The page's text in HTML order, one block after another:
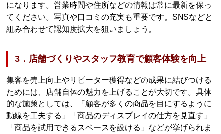
になります。営業時間や住所などの情報は常に最新を保っ
てください。写真や口コミの充実も重要です。SNSなどと
組み合わせて認知度拡大を狙いましょう。
3．店舗づくりやスタッフ教育で顧客体験を向上
集客を売上向上やリピーター獲得などの成果に結びつける
ためには、店舗自体の魅力を上げることが大切です。具体
的な施策としては、「顧客が多くの商品を目にするように
動線を工夫する」「商品のディスプレイの仕方を見直す」
「商品を試用できるスペースを設ける」などが挙げられま